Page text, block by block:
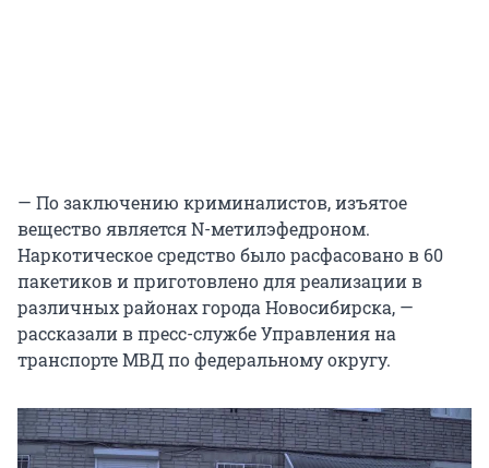
— По заключению криминалистов, изъятое
вещество является N-метилэфедроном.
Наркотическое средство было расфасовано в 60
пакетиков и приготовлено для реализации в
различных районах города Новосибирска, —
рассказали в пресс-службе Управления на
транспорте МВД по федеральному округу.